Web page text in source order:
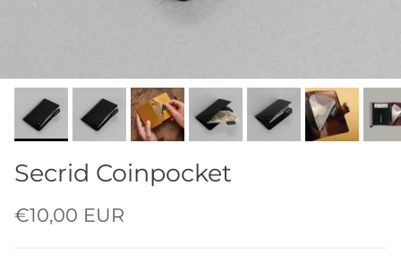
Secrid Coinpocket
€10,00 EUR